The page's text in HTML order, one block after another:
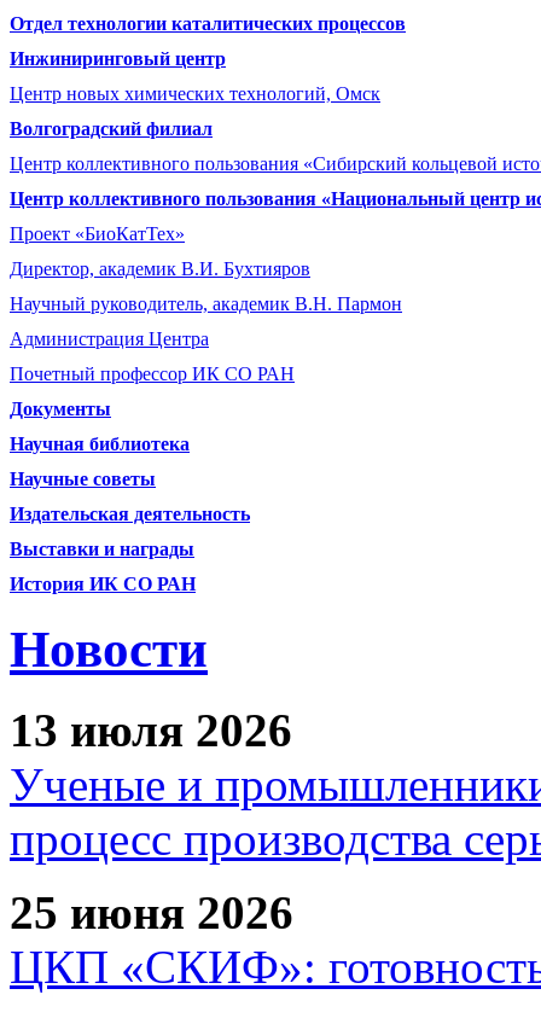
Отдел технологии каталитических процессов
Инжиниринговый центр
Центр новых химических технологий, Омск
Волгоградский филиал
Центр коллективного пользования «Сибирский кольцевой
Центр коллективного пользования «Национальный центр
Проект «БиоКатТех»
Директор, академик В.И. Бухтияров
Научный руководитель, академик В.Н. Пармон
Администрация Центра
Почетный профессор ИК СО РАН
Документы
Научная библиотека
Научные советы
Издательская деятельность
Выставки и награды
История ИК СО РАН
Новости
13 июля 2026
Ученые и
процесс производства
25 июня 2026
ЦКП «СКИФ»: готовность